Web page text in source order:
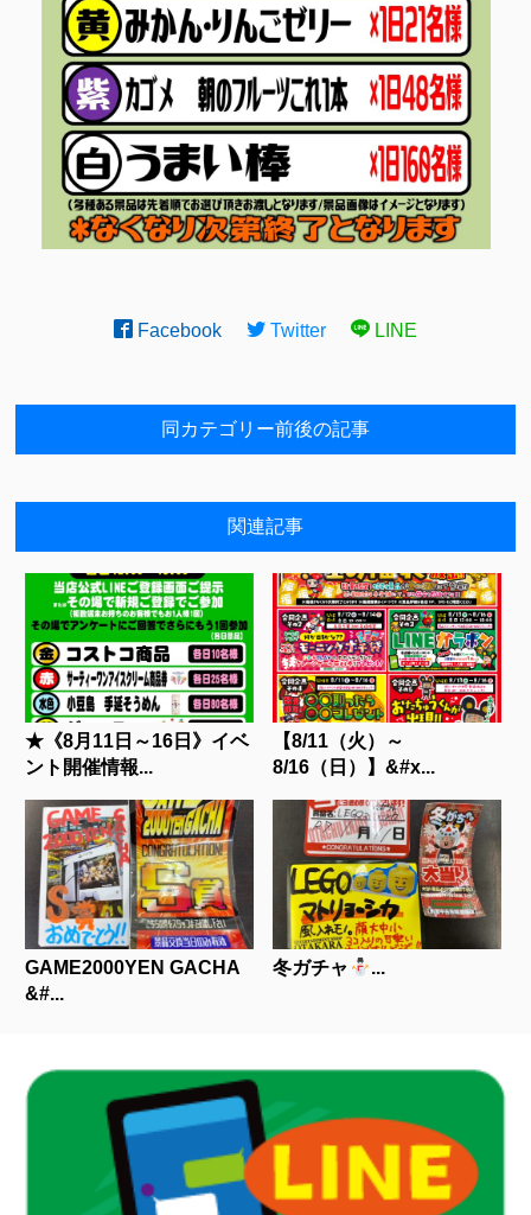
Facebook Twitter LINE
同カテゴリー前後の記事
関連記事
★《8月11日～16日》イベ
ント開催情報...
【8/11（火）～
8/16（日）】&#x...
GAME2000YEN GACHA
&#...
冬ガチャ ...